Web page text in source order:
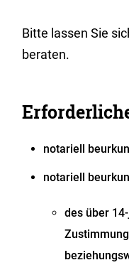
Bitte lassen Sie
beraten.
notariell
notariell
des über